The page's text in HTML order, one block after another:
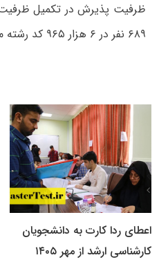
۶۸۹ نفر در ۶ هزار ۹۶۵ کد رشته محل است.
اعطای ردا کارت به دانشجویان
کارشناسی ارشد از مهر ۱۴۰۵